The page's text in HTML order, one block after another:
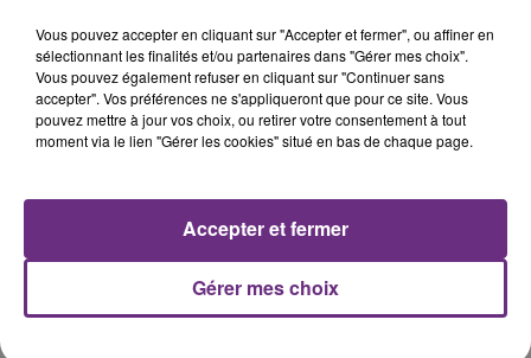
7 août 2026
LE MAGASIN JOUÉCLUB DE REIMS FERME
rémois. Le magasin JouéClub est contraint de
fermer ses portes.
TITRES DIFFUSÉS
Vous pouvez accepter en cliquant sur "Accepter et fermer", ou affiner en
sélectionnant les finalités et/ou partenaires dans "Gérer mes choix".
Vous pouvez également refuser en cliquant sur "Continuer sans
accepter". Vos préférences ne s'appliqueront que pour ce site. Vous
pouvez mettre à jour vos choix, ou retirer votre consentement à tout
moment via le lien "Gérer les cookies" situé en bas de chaque page.
Gérer mes choix
Accepter et fermer